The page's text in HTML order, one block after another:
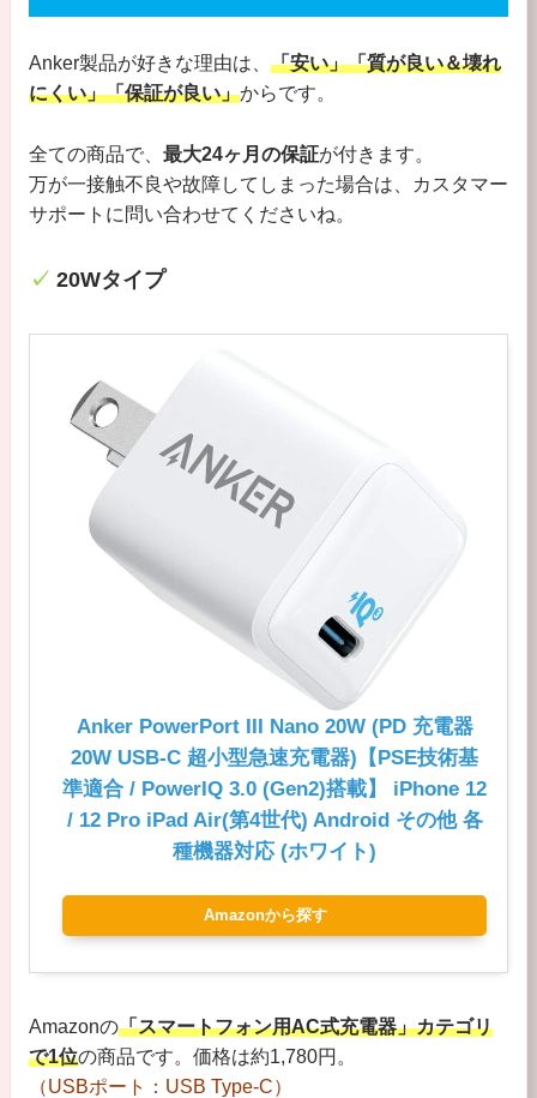
Anker製品が好きな理由は、 「安い」「質が良い＆壊れ
にくい」「保証が良い」からです。
全ての商品で、 最大24ヶ月の保証が付きます。
万が一接触不良や故障してしまった場合は、カスタマー
サポートに問い合わせてくださいね。
20Wタイプ
Anker PowerPort III Nano 20W (PD 充電器
20W USB-C 超小型急速充電器)【PSE技術基
準適合 / PowerIQ 3.0 (Gen2)搭載】 iPhone 12
/ 12 Pro iPad Air(第4世代) Android その他 各
種機器対応 (ホワイト)
Amazonから探す
Amazonの「スマートフォン用AC式充電器」カテゴリ
で1位の商品です。価格は約1,780円。
（USBポート：USB Type-C）